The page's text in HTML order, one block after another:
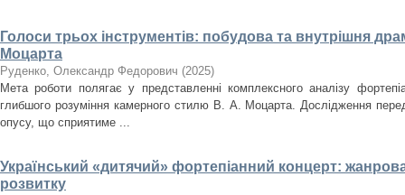
Голоси трьох інструментів: побудова та внутрішня
Моцарта
Руденко, Олександр Федорович (2025)
Мета роботи полягає у представленні комплексного аналізу
глибшого розуміння камерного стилю В. А. Моцарта. Дослідження
опусу, що сприятиме ...
Український «дитячий» фортепіанний концерт:
розвитку